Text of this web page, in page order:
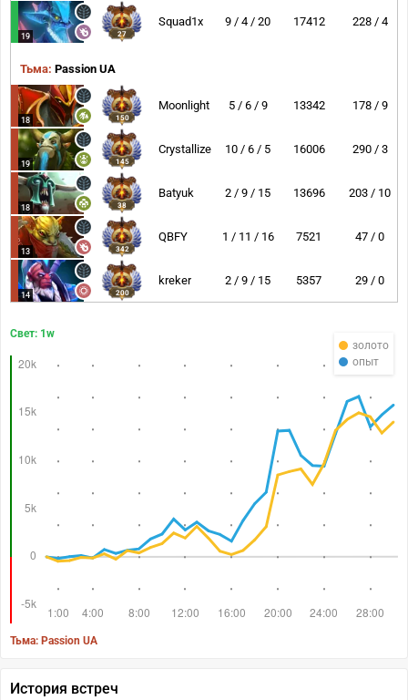
19 27
Squad1x 9 / 4 / 20 17412 228 / 4
Тьма: Passion UA
18 150
Moonlight 5 / 6 / 9 13342 178 / 9
19 145
Crystallize 10 / 6 / 5 16006 290 / 3
18 38
Batyuk 2 / 9 / 15 13696 203 / 10
13 342
QBFY 1 / 11 / 16 7521 47 / 0
14 200
kreker 2 / 9 / 15 5357 29 / 0
золото
опыт
Свет: 1w
Тьма: Passion UA
История встреч